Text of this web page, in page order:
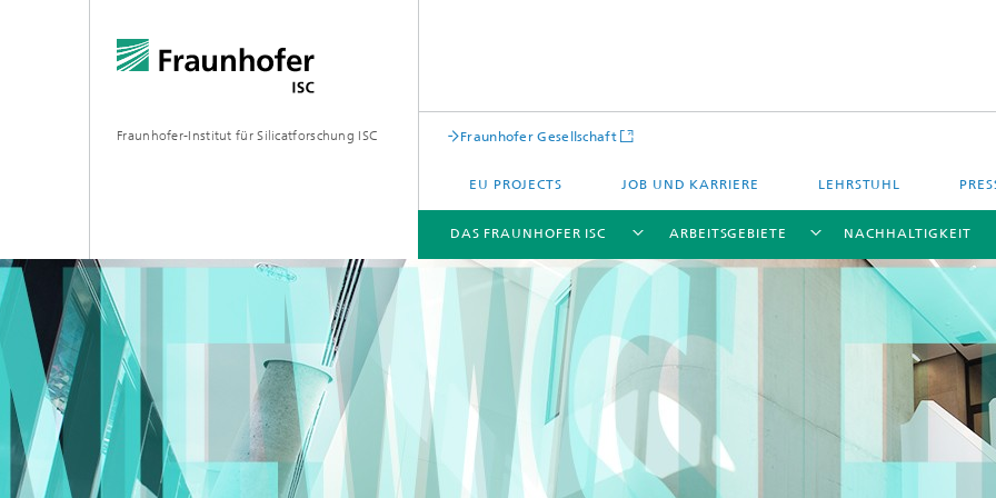
Fraunhofer-Institut für Silicatforschung ISC Fraunhofer Gesellschaft
EU PROJECTS JOB UND KARRIERE LEHRSTUHL
DAS FRAUNHOFER ISC
DAS FRAUNHOFER ISC
ARBEITSGEBIETE NACHHALTIGKEIT